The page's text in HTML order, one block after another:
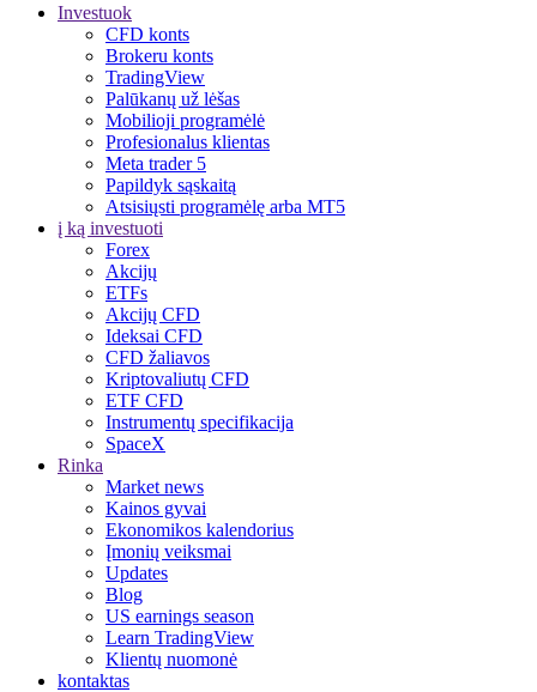
Investuok
CFD konts
Brokeru konts
TradingView
Palūkanų už lėšas
Mobilioji programėlė
Profesionalus klientas
Meta trader 5
Papildyk sąskaitą
Atsisiųsti programėlę arba MT5
į ką investuoti
Forex
Akcijų
ETFs
Akcijų CFD
Ideksai CFD
CFD žaliavos
Kriptovaliutų CFD
ETF CFD
Instrumentų specifikacija
SpaceX
Rinka
Market news
Kainos gyvai
Ekonomikos kalendorius
Įmonių veiksmai
Updates
Blog
US earnings season
Learn TradingView
Klientų nuomonė
kontaktas